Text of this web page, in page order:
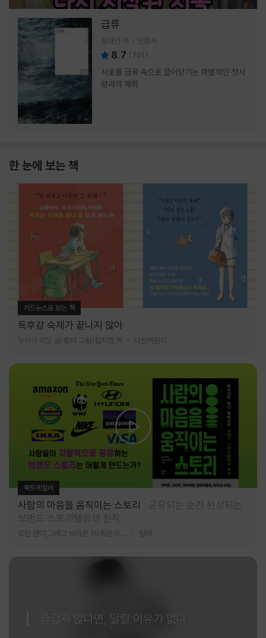
급류
정대건 저 민음사
8.7 (701 )
서로를 급류 속으로 끌어당기는 파멸적인 첫사
랑과의 재회
한 눈에 보는 책
카드뉴스로 보는 책
독후감 숙제가 끝나지 않아
누카가 미오 글/토티 그림/김지영 역 다산어린이
북트레일러
사람의 마음을 움직이는 스토리
공유되는 순간 완성되는
브랜드 스토리텔링의 원칙
알레
즐겁지 않다면, 달릴 이유가 없다